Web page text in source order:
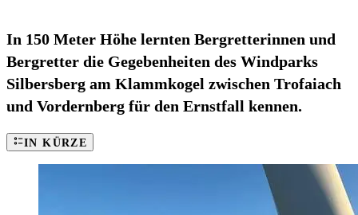
In 150 Meter Höhe lernten Bergretterinnen und
Bergretter die Gegebenheiten des Windparks
Silbersberg am Klammkogel zwischen Trofaiach
und Vordernberg für den Ernstfall kennen.
IN KÜRZE